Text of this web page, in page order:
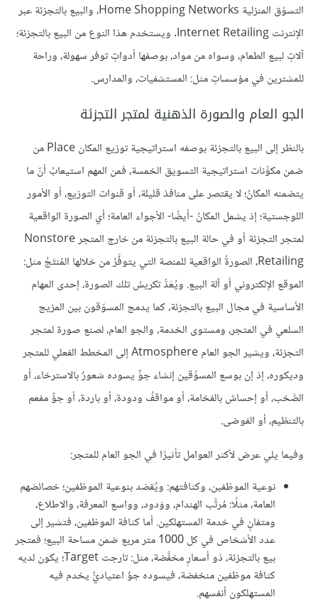
التسوّق المنزلية Home Shopping Networks، والبيع بالتجزئة عبر
الإنترنت Internet Retailing. ويستخدم هذا النوع من البيع بالتجزئة؛
آلاتٍ لبيع الطعام، وسواه من مواد، بوصفها أدواتٍ توفر سهولة، وراحة
للمشترين في مؤسساتٍ مثل: المستشفيات، والمدارس.
الجو العام والصورة الذهنية لمتجر التجزئة
بالنظر إلى البيع بالتجزئة بوصفه استراتيجية توزيع المكان Place من
ضمن مكوِّنات استراتيجية التسويق الخمسة، فمن المهم استيعابُ أنّ ما
يتضمنه المكانُ؛ لا يقتصر على منافذ قليلة، أو قنوات التوزيع، أو الأمور
اللوجستية؛ إذ يشمل المكانُ -أيضًا- الأجواء العامة؛ أي الصورة الواقعية
لمتجر التجزئة أو في حالة البيع بالتجزئة من خارج المتجر Nonstore
Retailing، الصورةُ الواقعية للمنصة التي يتوفَّرُ من خلالها المُنتَجُ مثل:
الموقع الإلكتروني أو آلة البيع. ويُعَدُّ تكريسُ تلك الصورة، إحدى المهام
الأساسية في مجال البيع بالتجزئة، كما يدمج المسوّقون بين المزيج
السلعي في المتجر، ومستوى الخدمة، والجو العام، لصنع صورة لمتجر
التجزئة، ويشير الجو العام Atmosphere إلى المخطط الفعلي للمتجر
وديكوره، إذ إن بوسع المسوِّقين إنشاء جوٍّ يسوده شعورٌ بالاسترخاء، أو
الصَّخب، أو إحساسٌ بالفخامة، أو مواقفُ ودودة، أو باردة، أو جوٌّ مفعم
بالتنظيم، أو الفوضى.
وفيما يلي عرض لأكثر العوامل تأثيرًا في الجو العام للمتجر:
نوعية الموظفين، وكثافتهم: ويُقصَد بنوعية الموظفين؛ خصائصَهم
العامة، مثلًا: مُرتَّب الهندام، ووَدود، وواسع المعرفة، والاطلاع،
ومتفانٍ في خدمة المستهلكين. أما كثافة الموظفين، فتشير إلى
عدد الأشخاص في كل 1000 متر مربع ضمن مساحة البيع؛ فمتجر
بيع بالتجزئة، ذو أسعارٍ مخفَّضة، مثل: تارجت Target؛ يكون لديه
كثافة موظفين منخفضة، فيسوده جوٌ اعتياديٌّ يخدم فيه
المستهلكون أنفسهم.